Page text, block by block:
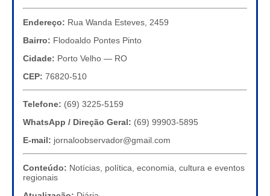
Endereço: Rua Wanda Esteves, 2459
Bairro: Flodoaldo Pontes Pinto
Cidade: Porto Velho — RO
CEP: 76820-510
Telefone: (69) 3225-5159
WhatsApp / Direção Geral: (69) 99903-5895
E-mail: jornaloobservador@gmail.com
Conteúdo: Notícias, política, economia, cultura e eventos
regionais